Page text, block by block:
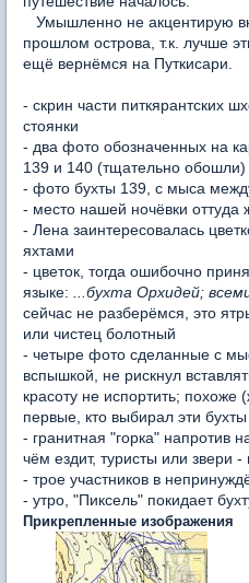
Умышленно не акцентирую
прошлом острова, т.к. лучше
ещё вернёмся на Путкисари.
- скрин части питкярантских
стоянки
- два фото обозначенных на
139 и 140 (тщательно обошли)
- фото бухты 139, с мыса
- место нашей ночёвки оттуда
- Лена заинтересовалась
яхтами
- цветок, тогда ошибочно
языке:
...бухта Орхидей;
сейчас не разберёмся, это
или чистец болотный
- четыре фото сделанные с
вспышкой, не рискнул
красоту не испортить; похоже
первые, кто выбирал эти бухты
- гранитная "горка" напротив
чём ездит, туристы или звери -
- трое участников в
- утро, "Пиксель" покидает
Прикрепленные изображения